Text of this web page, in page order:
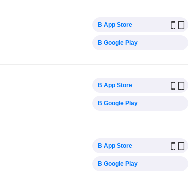
В App Store
В Google Play
В App Store
В Google Play
В App Store
В Google Play